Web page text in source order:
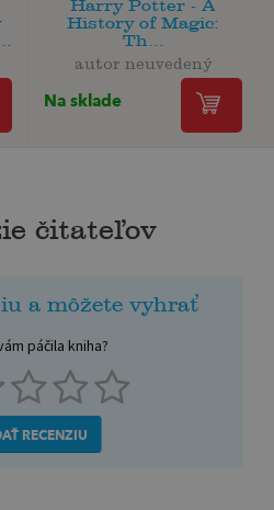
Harry Potter - A
History of Magic:
Th...
autor neuvedený
Na sklade
čitateľov
a môžete vyhrať
páčila kniha?
RECENZIU